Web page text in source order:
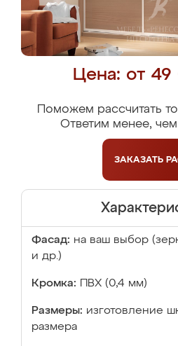
Цена: от
Поможем рассчитать
Ответим менее, чем
ЗАКАЗАТЬ
Фасад: на ваш выбор
и др.)
Кромка: ПВХ (0,4 мм)
Размеры: изготовление
размера